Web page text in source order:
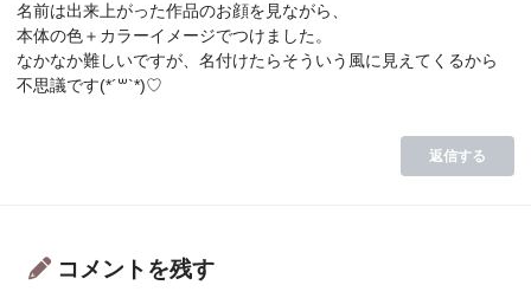
名前は出来上がった作品のお顔を見ながら、
本体の色＋カラーイメージでつけました。
なかなか難しいですが、名付けたらそういう風に見えてくるから
不思議です(*´꒳`*)♡
返信する
コメントを残す